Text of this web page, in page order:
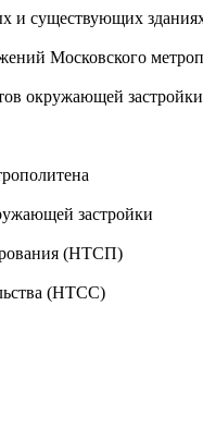
и существующих
Московского
окружающей застройки
застройки
(НТСП)
(НТСС)